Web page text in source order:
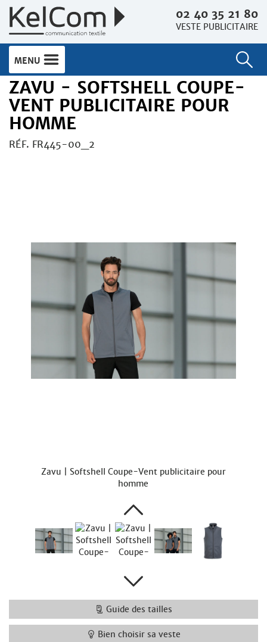
02 40 35 21 80
VESTE PUBLICITAIRE
MENU
ZAVU - SOFTSHELL COUPE-
VENT PUBLICITAIRE POUR
HOMME
RÉF. FR445-00_2
Zavu | Softshell Coupe-Vent publicitaire pour
homme
Guide des tailles
Bien choisir sa veste